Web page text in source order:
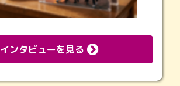
インタビューを見る